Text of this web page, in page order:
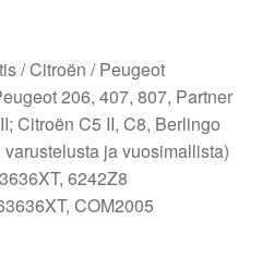
/ Citroën / Peugeot
206, 407, 807, Partner
Citroën C5 II, C8, Berlingo
ja vuosimallista)
6242Z8
COM2005